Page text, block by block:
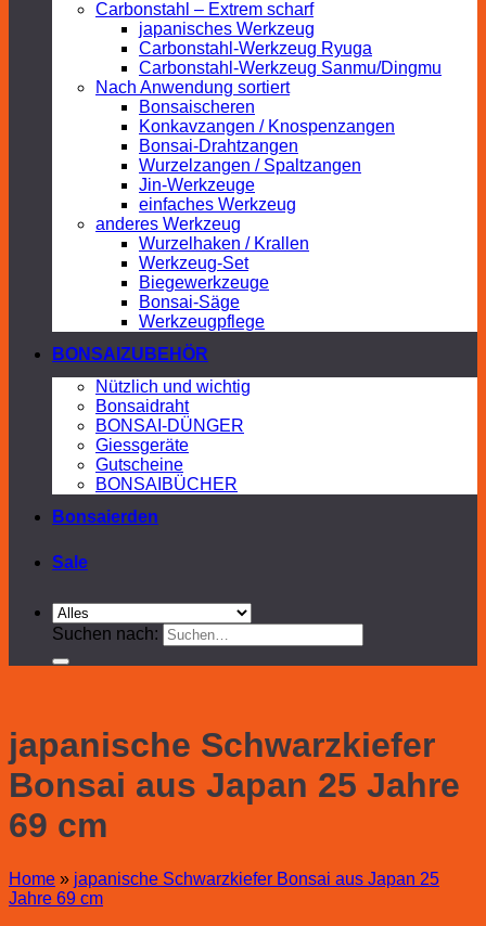
Carbonstahl – Extrem scharf
japanisches Werkzeug
Carbonstahl-Werkzeug Ryuga
Carbonstahl-Werkzeug Sanmu/Dingmu
Nach Anwendung sortiert
Bonsaischeren
Konkavzangen / Knospenzangen
Bonsai-Drahtzangen
Wurzelzangen / Spaltzangen
Jin-Werkzeuge
einfaches Werkzeug
anderes Werkzeug
Wurzelhaken / Krallen
Werkzeug-Set
Biegewerkzeuge
Bonsai-Säge
Werkzeugpflege
BONSAIZUBEHÖR
Nützlich und wichtig
Bonsaidraht
BONSAI-DÜNGER
Giessgeräte
Gutscheine
BONSAIBÜCHER
Bonsaierden
Sale
Suchen nach:
japanische Schwarzkiefer
Bonsai aus Japan 25 Jahre
69 cm
Home » japanische Schwarzkiefer Bonsai aus Japan 25
Jahre 69 cm